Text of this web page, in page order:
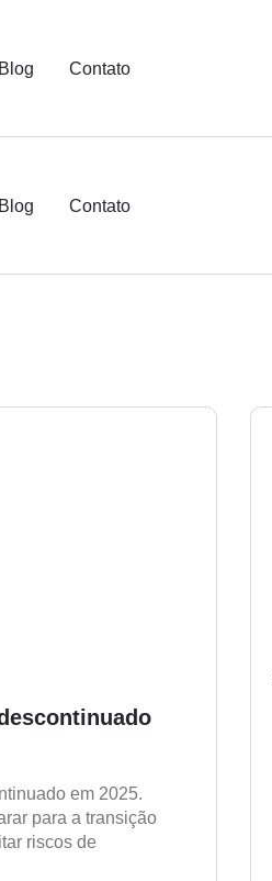
Blog Contato
Blog Contato
em 2025.
para a transição
riscos de